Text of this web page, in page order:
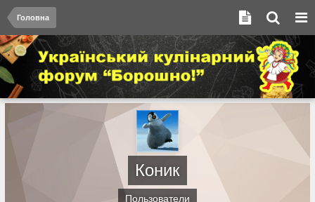
Головна
Коник
Пользователи